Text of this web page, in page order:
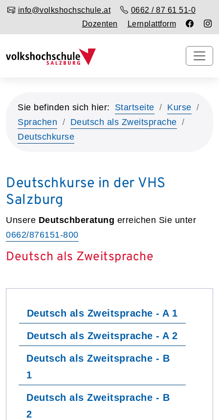
info@volkshochschule.at
0662 / 87 61 51-0
Dozenten
Lernplattform
Sie befinden sich hier: Startseite
Kurse
Sprachen
Deutsch als Zweitsprache
Deutschkurse
Deutschkurse in der VHS
Salzburg
Unsere Deutschberatung erreichen Sie unter
0662/876151-800
Deutsch als Zweitsprache
Deutsch als Zweitsprache - A 1
Deutsch als Zweitsprache - A 2
Deutsch als Zweitsprache - B
1
Deutsch als Zweitsprache - B
2